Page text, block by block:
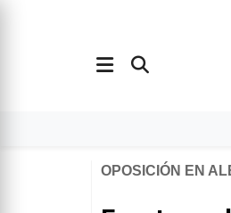
OPOSICIÓN EN